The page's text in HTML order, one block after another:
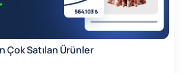
Çok Satılan Ürünler